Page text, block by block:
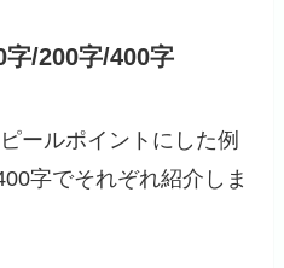
/200字/400字
ールポイントにした例
字でそれぞれ紹介しま